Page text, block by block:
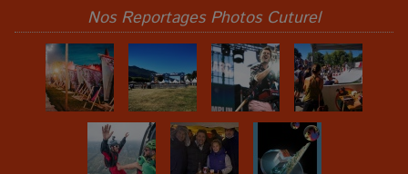
Nos Reportages Photos Cuturel